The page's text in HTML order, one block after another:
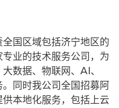
国区域包括济宁地区的
业的技术服务公司，为
数据、物联网、AI、
同时我公司全国招募阿
本地化服务，包括上云